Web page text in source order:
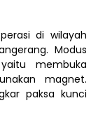
di wilayah
Modus
membuka
magnet.
paksa kunci